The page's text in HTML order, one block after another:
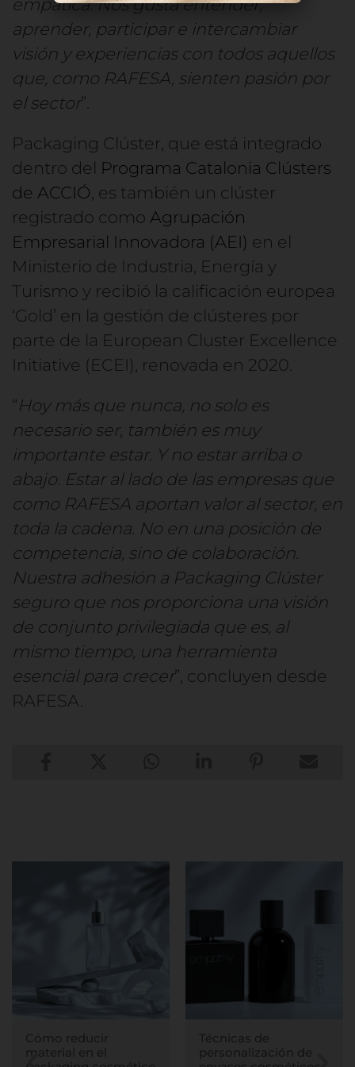
empática. Nos gusta entender,
aprender, participar e intercambiar
visión y experiencias con todos aquellos
que, como RAFESA, sienten pasión por
el sector”.
Packaging Clúster, que está integrado
dentro del Programa Catalonia Clústers
de ACCIÓ, es también un clúster
registrado como Agrupación
Empresarial Innovadora (AEI) en el
Ministerio de Industria, Energía y
Turismo y recibió la calificación europea
‘Gold’ en la gestión de clústeres por
parte de la European Cluster Excellence
Initiative (ECEI), renovada en 2020.
“Hoy más que nunca, no solo es
necesario ser, también es muy
importante estar. Y no estar arriba o
abajo. Estar al lado de las empresas que
como RAFESA aportan valor al sector, en
toda la cadena. No en una posición de
competencia, sino de colaboración.
Nuestra adhesión a Packaging Clúster
seguro que nos proporciona una visión
de conjunto privilegiada que es, al
mismo tiempo, una herramienta
esencial para crecer”, concluyen desde
RAFESA.
Cómo reducir
material en el
Técnicas de
personalización de